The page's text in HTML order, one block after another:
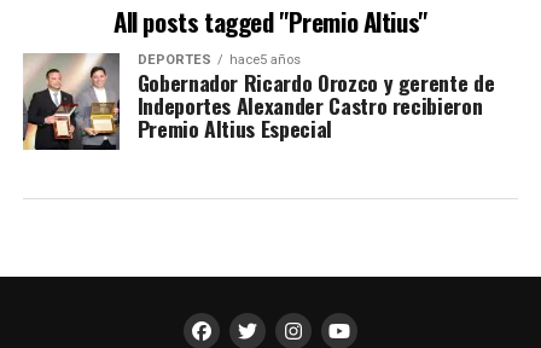
All posts tagged "Premio Altius"
DEPORTES hace5 años
Gobernador Ricardo Orozco y gerente de
Indeportes Alexander Castro recibieron
Premio Altius Especial